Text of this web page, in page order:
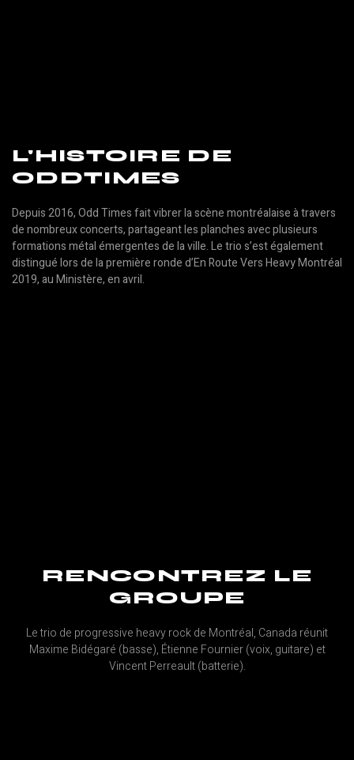
L'HISTOIRE DE
ODDTIMES
Depuis 2016, Odd Times fait vibrer la scène montréalaise à travers
de nombreux concerts, partageant les planches avec plusieurs
formations métal émergentes de la ville. Le trio s’est également
distingué lors de la première ronde d’En Route Vers Heavy Montréal
2019, au Ministère, en avril.
RENCONTREZ LE
GROUPE
Le trio de progressive heavy rock de Montréal, Canada réunit
Maxime Bidégaré (basse), Étienne Fournier (voix, guitare) et
Vincent Perreault (batterie).